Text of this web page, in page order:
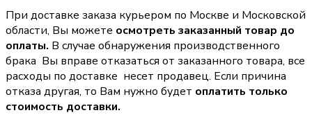
При доставке заказа курьером по Москве и Московской
области, Вы можете осмотреть заказанный товар до
оплаты. В случае обнаружения производственного
брака Вы вправе отказаться от заказанного товара, все
расходы по доставке несет продавец. Если причина
отказа другая, то Вам нужно будет оплатить только
стоимость доставки.